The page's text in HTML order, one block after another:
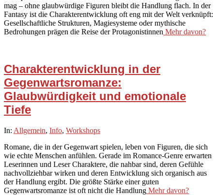
mag – ohne glaubwürdige Figuren bleibt die Handlung flach. In der
Fantasy ist die Charakterentwicklung oft eng mit der Welt verknüpft:
Gesellschaftliche Strukturen, Magiesysteme oder mythische
Bedrohungen prägen die Reise der Protagonistinnen Mehr davon?
Charakterentwicklung in der
Gegenwartsromanze:
Glaubwürdigkeit und emotionale
Tiefe
2025-
02
In: Allgemein, Info, Workshops
Romane, die in der Gegenwart spielen, leben von Figuren, die sich
wie echte Menschen anfühlen. Gerade im Romance-Genre erwarten
Leserinnen und Leser Charaktere, die nahbar sind, deren Gefühle
nachvollziehbar wirken und deren Entwicklung sich organisch aus
der Handlung ergibt. Die größte Stärke einer guten
Gegenwartsromanze ist oft nicht die Handlung Mehr davon?